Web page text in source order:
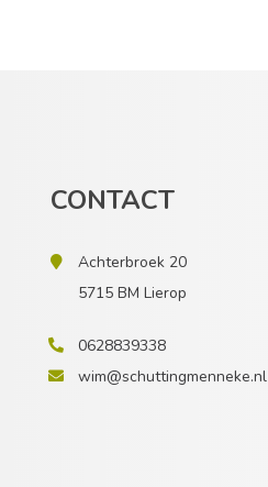
CONTACT
Achterbroek 20
5715 BM Lierop
0628839338
wim@schuttingmenneke.nl